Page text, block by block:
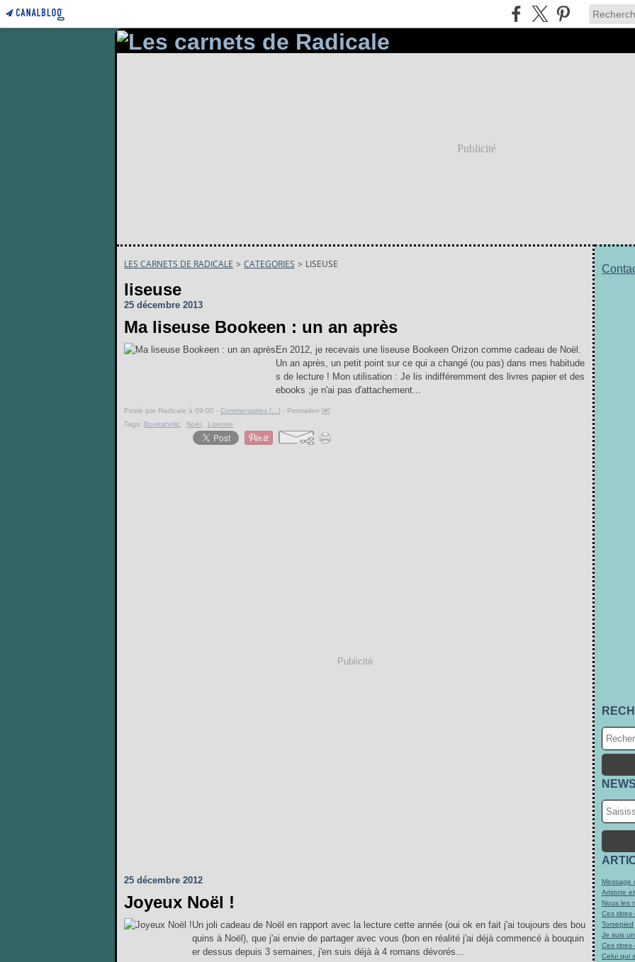
Publicité
LES CARNETS DE RADICALE > CATEGORIES > LISEUSE
liseuse
25 décembre 2013
Ma liseuse Bookeen : un an après
En 2012, je recevais une liseuse Bookeen Orizon comme cadeau de Noël.
Un an après, un petit point sur ce qui a changé (ou pas) dans mes habitude
s de lecture ! Mon utilisation : Je lis indifféremment des livres papier et des
ebooks ;je n'ai pas d'attachement...
Posté par Radicale à 09:00 - Commentaires [ ] - Permalien [#]
Tags: Bookaholic Noël Liseuse
Publicité
25 décembre 2012
Joyeux Noël !
Un joli cadeau de Noël en rapport avec la lecture cette année (oui ok en fait j'ai toujours des bou
quins à Noël), que j'ai envie de partager avec vous (bon en réalité j'ai déjà commencé à bouquin
er dessus depuis 3 semaines, j'en suis déjà à 4 romans dévorés...
Message
Aristote
Nous les
Ces titres
Torsepied
Je suis
Ces titres
Celui qui